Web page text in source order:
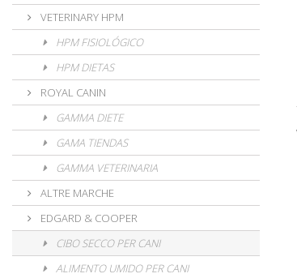
VETERINARY HPM
HPM FISIOLÓGICO
HPM DIETAS
ROYAL CANIN
GAMMA DIETE
GAMA TIENDAS
GAMMA VETERINARIA
ALTRE MARCHE
EDGARD & COOPER
CIBO SECCO PER CANI
ALIMENTO UMIDO PER CANI